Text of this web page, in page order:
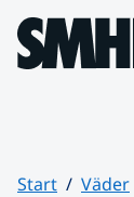
Hoppa till sidans
Start Väder